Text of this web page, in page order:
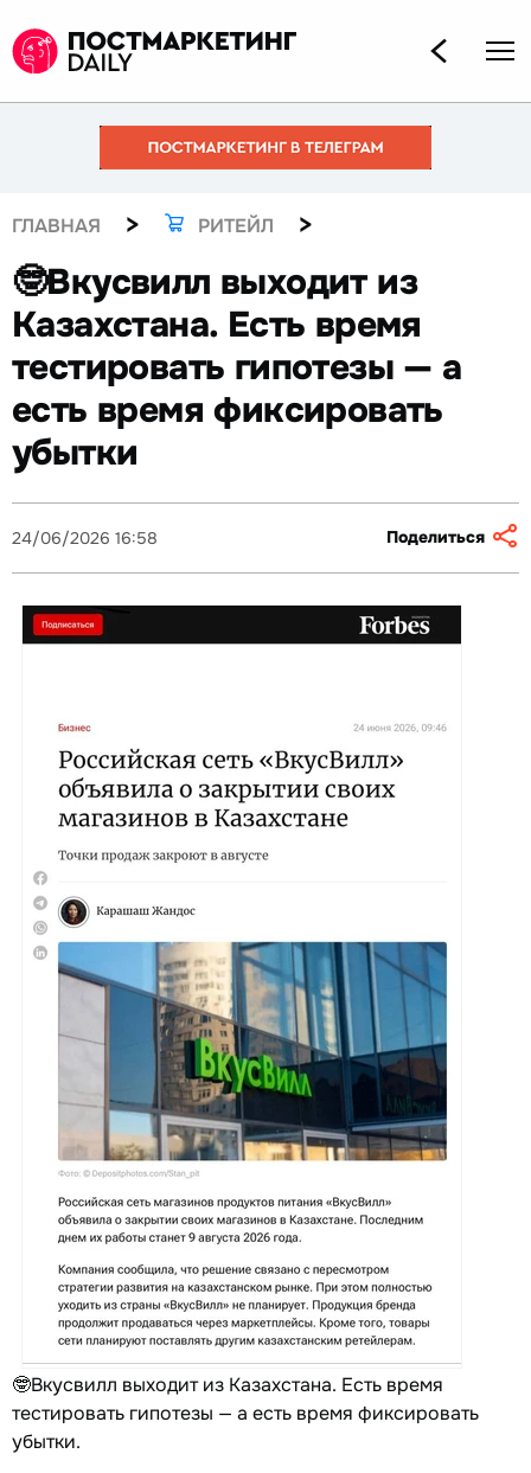
ГЛАВНАЯ > РИТЕЙЛ >
🤓Вкусвилл выходит из
Казахстана. Есть время
тестировать гипотезы — а
есть время фиксировать
убытки
24/06/2026 16:58 Поделиться
🤓Вкусвилл выходит из Казахстана. Есть время
тестировать гипотезы — а есть время фиксировать
убытки.